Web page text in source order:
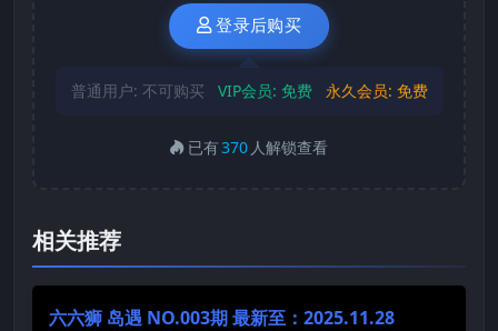
登录后购买
普通用户: 不可购买 VIP会员: 免费 永久会员: 免费
已有370 人解锁查看
相关推荐
六六狮 岛遇 NO.003期 最新至：2025.11.28